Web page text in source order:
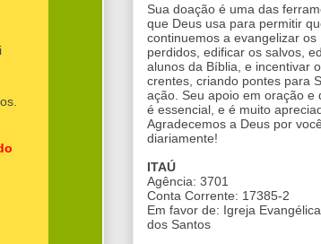
Sua doação é uma das
que Deus usa para permitir
continuemos a evangelizar os
perdidos, edificar os salvos,
alunos da Bíblia, e incentivar
crentes, criando pontes para
ação. Seu apoio em oração e
é essencial, e é muito
Agradecemos a Deus por você
diariamente!
ITAÚ
Agência: 3701
Conta Corrente: 17385-2
Em favor de: Igreja
dos Santos